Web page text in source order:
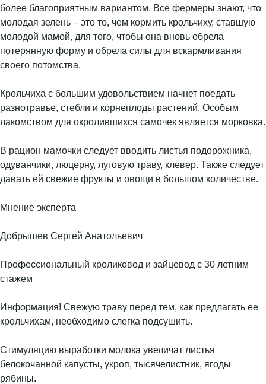
более благоприятным вариантом. Все фермеры знают, что
молодая зелень – это то, чем кормить крольчиху, ставшую
молодой мамой, для того, чтобы она вновь обрела
потерянную форму и обрела силы для вскармливания
своего потомства.
Крольчиха с большим удовольствием начнет поедать
разнотравье, стебли и корнеплоды растений. Особым
лакомством для окролившихся самочек является морковка.
В рацион мамочки следует вводить листья подорожника,
одуванчики, люцерну, луговую траву, клевер. Также следует
давать ей свежие фрукты и овощи в большом количестве.
Мнение эксперта
Добрышев Сергей Анатольевич
Профессиональный кроликовод и зайцевод с 30 летним
стажем
Информация! Свежую траву перед тем, как предлагать ее
крольчихам, необходимо слегка подсушить.
Стимуляцию выработки молока увеличат листья
белокочанной капусты, укроп, тысячелистник, ягоды
рябины.